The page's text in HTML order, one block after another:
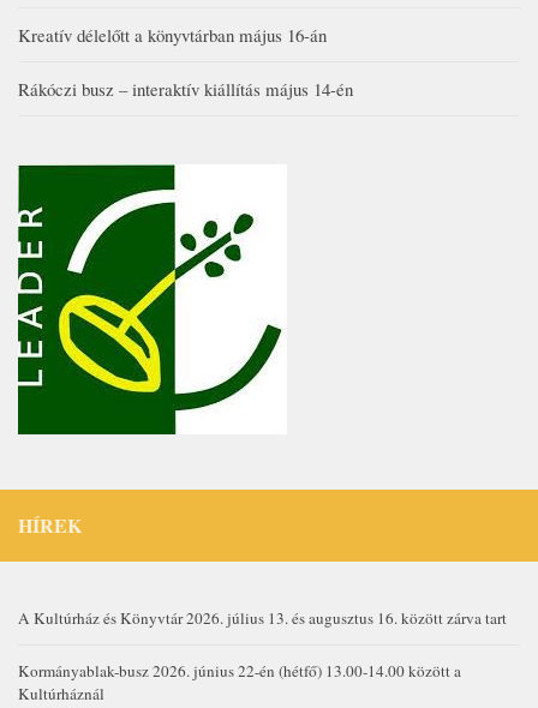
Kreatív délelőtt a könyvtárban május 16-án
Rákóczi busz – interaktív kiállítás május 14-én
HÍREK
A Kultúrház és Könyvtár 2026. július 13. és augusztus 16. között zárva tart
Kormányablak-busz 2026. június 22-én (hétfő) 13.00-14.00 között a
Kultúrháznál